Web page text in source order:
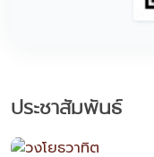
ประชาสัมพันธ์